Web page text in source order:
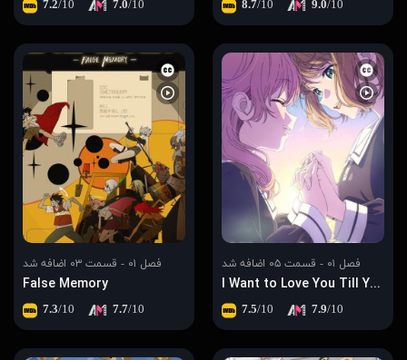
8.7/10 9.0/10
7.2/10 7.0/10
فصل ۰۱ - قسمت ۰۵ اضافه شد
I Want to Love You Till Your Dying Day
7.5/10 7.9/10
فصل ۰۱ - قسمت ۰۳ اضافه شد
False Memory
7.3/10 7.7/10